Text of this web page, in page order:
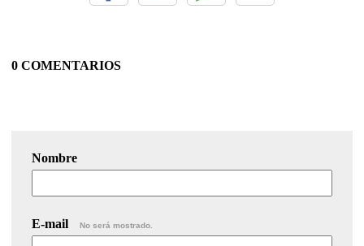
0 COMENTARIOS
Nombre
E-mail No será mostrado.